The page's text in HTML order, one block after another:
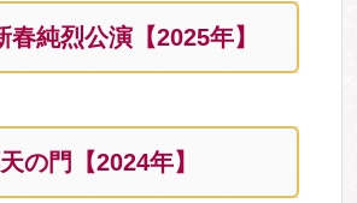
春純烈公演【2025年】
の門【2024年】